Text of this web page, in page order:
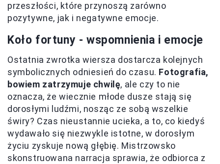
przeszłości, które przynoszą zarówno
pozytywne, jak i negatywne emocje.
Koło fortuny - wspomnienia i emocje
Ostatnia zwrotka wiersza dostarcza kolejnych
symbolicznych odniesień do czasu. Fotografia,
bowiem zatrzymuje chwilę, ale czy to nie
oznacza, że wiecznie młode dusze stają się
dorosłymi ludźmi, nosząc ze sobą wszelkie
świry? Czas nieustannie ucieka, a to, co kiedyś
wydawało się niezwykle istotne, w dorosłym
życiu zyskuje nową głębię. Mistrzowsko
skonstruowana narracja sprawia, że odbiorca z